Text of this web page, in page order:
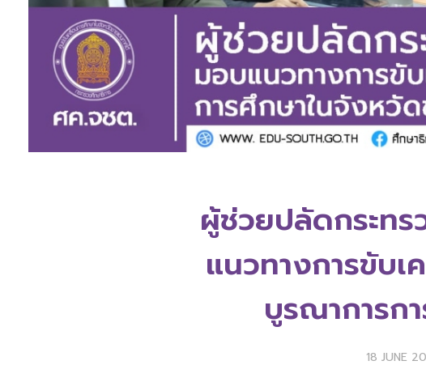
ผู้ช่วยปลัดกระท
แนวทางการขับ
บูรณาการก
18 JUNE